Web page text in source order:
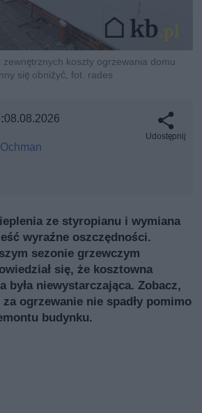
zewnętrznych koszty ogrzewania domu
się obniżyć, fot. rades
08.08.2026
Udostępnij
ze styropianu i wymiana
wyraźne oszczędności.
sezonie grzewczym
się, że kosztowna
była niewystarczająca. Zobacz,
ogrzewanie nie spadły pomimo
budynku.